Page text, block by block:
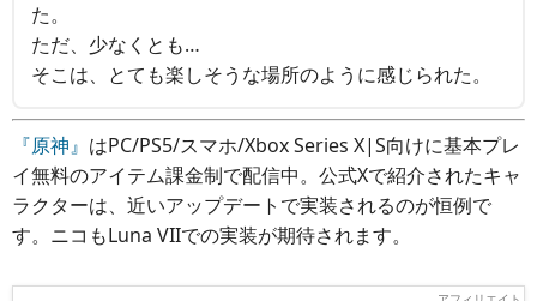
た。
ただ、少なくとも…
そこは、とても楽しそうな場所のように感じられた。
『原神』 はPC/PS5/スマホ/Xbox Series X|S向けに基本プレ
イ無料のアイテム課金制で配信中。公式Xで紹介されたキャ
ラクターは、近いアップデートで実装されるのが恒例で
す。ニコもLuna VIIでの実装が期待されます。